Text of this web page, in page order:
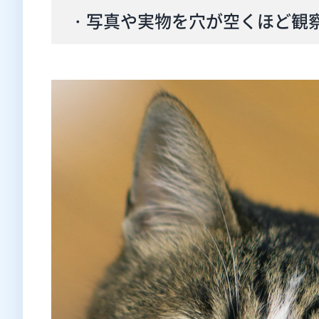
・写真や実物を穴が空くほど観